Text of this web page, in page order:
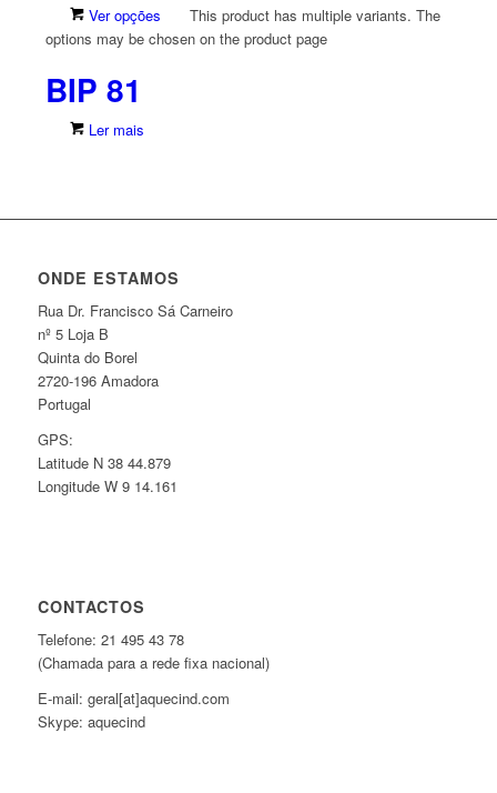
Ver opções
This product has multiple variants. The
options may be chosen on the product page
BIP 81
Ler mais
ONDE ESTAMOS
Rua Dr. Francisco Sá Carneiro
nº 5 Loja B
Quinta do Borel
2720-196 Amadora
Portugal
GPS:
Latitude N 38 44.879
Longitude W 9 14.161
CONTACTOS
Telefone: 21 495 43 78
(Chamada para a rede fixa nacional)
E-mail: geral[at]aquecind.com
Skype: aquecind